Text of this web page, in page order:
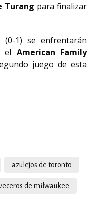
Turang para finalizar
(0-1) se enfrentarán
el American Family
juego de esta
azulejos de toronto
de milwaukee